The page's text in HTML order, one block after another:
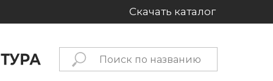
Скачать каталог